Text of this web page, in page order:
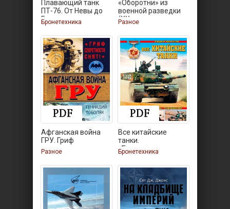
Плавающий танк
ПТ-76. От Невы до
Ганга
Бронетехника
«Оборотни» из
военной разведки
(XX век
Разное
Афганская война
ГРУ. Гриф
секретности
Разное
Все китайские
танки.
«Бронированные
Бронетехника